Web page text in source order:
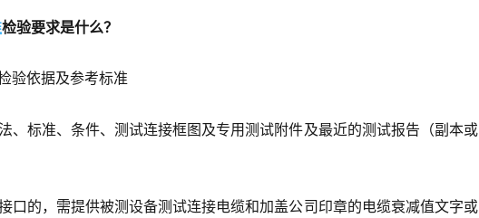
检验要求是什么？
验依据及参考标准
、标准、条件、测试连接框图及专用测试附件及最近的测试报告（副本或
口的，需提供被测设备测试连接电缆和加盖公司印章的电缆衰减值文字或